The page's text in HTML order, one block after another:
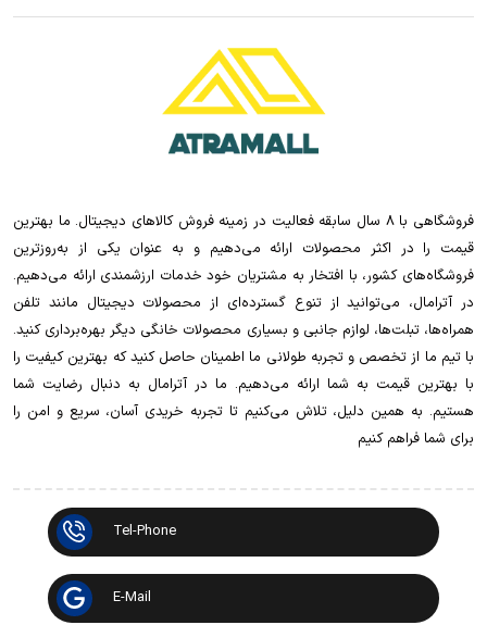
فروشگاهی با 8 سال سابقه فعالیت در زمینه فروش کالاهای دیجیتال. ما بهترین
قیمت را در اکثر محصولات ارائه می‌دهیم و به عنوان یکی از به‌روزترین
فروشگاه‌های کشور، با افتخار به مشتریان خود خدمات ارزشمندی ارائه می‌دهیم.
در آترامال، می‌توانید از تنوع گسترده‌ای از محصولات دیجیتال مانند تلفن
همراه‌ها، تبلت‌ها، لوازم جانبی و بسیاری محصولات خانگی دیگر بهره‌برداری کنید.
با تیم ما از تخصص و تجربه طولانی ما اطمینان حاصل کنید که بهترین کیفیت را
با بهترین قیمت به شما ارائه می‌دهیم. ما در آترامال به دنبال رضایت شما
هستیم. به همین دلیل، تلاش می‌کنیم تا تجربه خریدی آسان، سریع و امن را
برای شما فراهم کنیم
Tel-Phone
E-Mail